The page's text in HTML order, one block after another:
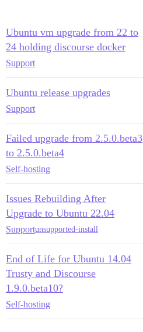
Ubuntu vm upgrade from 22 to
24 holding discourse docker
Support
Ubuntu release upgrades
Support
Failed upgrade from 2.5.0.beta3
to 2.5.0.beta4
Self-hosting
Issues Rebuilding After
Upgrade to Ubuntu 22.04
Supportunsupported-install
End of Life for Ubuntu 14.04
Trusty and Discourse
1.9.0.beta10?
Self-hosting